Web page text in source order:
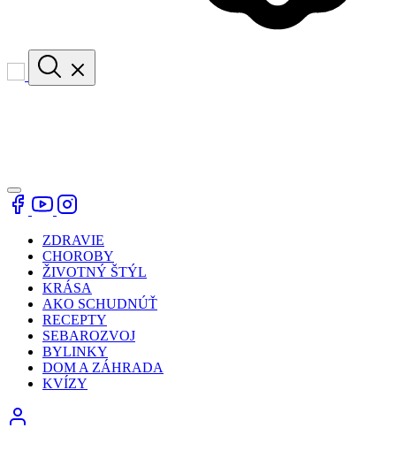
ZDRAVIE
CHOROBY
ŽIVOTNÝ ŠTÝL
KRÁSA
AKO SCHUDNÚŤ
RECEPTY
SEBAROZVOJ
BYLINKY
DOM A ZÁHRADA
KVÍZY